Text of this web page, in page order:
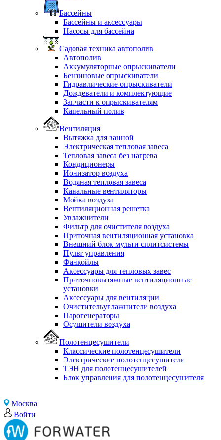
Бассейны
Бассейны и аксессуары
Насосы для бассейна
Садовая техника автополив
Автополив
Аккумуляторные опрыскиватели
Бензиновые опрыскиватели
Гидравлические опрыскиватели
Дождеватели и комплектующие
Запчасти к опрыскивателям
Капельный полив
Вентиляция
Вытяжка для ванной
Электрическая тепловая завеса
Тепловая завеса без нагрева
Кондиционеры
Ионизатор воздуха
Водяная тепловая завеса
Канальные вентиляторы
Мойка воздуха
Вентиляционная решетка
Увлажнители
Фильтр для очистителя воздуха
Приточная вентиляционная установка
Внешний блок мульти сплитсистемы
Пульт управления
Фанкойлы
Аксессуары для тепловых завес
Приточновытяжные вентиляционные
установки
Аксессуары для вентиляции
Очистительувлажнители воздуха
Парогенераторы
Осушители воздуха
Полотенцесушители
Классические полотенцесушители
Электрические полотенцесушители
ТЭН для полотенцесушителей
Блок управления для полотенцесушителя
Москва
Войти